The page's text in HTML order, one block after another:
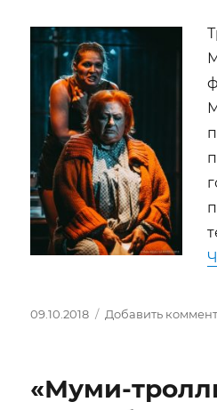
Опубликовано
09.10.2018 Добавить
«Муми-